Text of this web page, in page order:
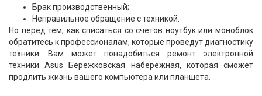
Брак производственный;
Неправильное обращение с техникой.
Но перед тем, как списаться со счетов ноутбук или моноблок
обратитесь к профессионалам, которые проведут диагностику
техники. Вам может понадобиться ремонт электронной
техники Asus Бережковская набережная, которая сможет
продлить жизнь вашего компьютера или планшета.